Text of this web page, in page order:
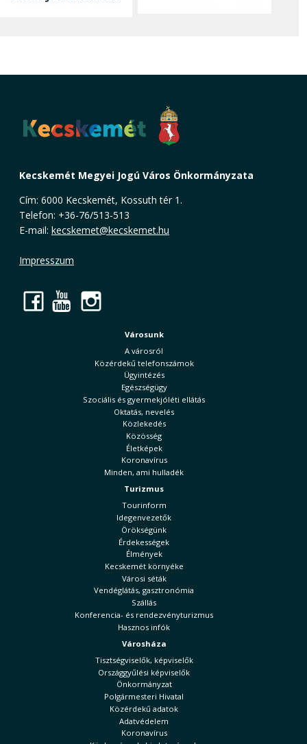
Kecskemét Megyei Jogú Város Önkormányzata
Cím: 6000 Kecskemét, Kossuth tér 1.
Telefon: +36-76/513-513
E-mail: kecskemet@kecskemet.hu
Impresszum
Facebook
YouTube
Városunk
A városról
Közérdekű telefonszámok
Ügyintézés
Egészségügy
Szociális és gyermekjóléti ellátás
Oktatás, nevelés
Közlekedés
Közösség
Életképek
Koronavírus
Minden, ami hulladék
Turizmus
Tourinform
Idegenvezetők
Örökségünk
Érdekességek
Élmények
Kecskemét környéke
Városi séták
Vendéglátás, gasztronómia
Szállás
Konferencia- és rendezvényturizmus
Hasznos infók
Városháza
Tisztségviselők, képviselők
Országgyűlési képviselők
Önkormányzat
Polgármesteri Hivatal
Közérdekű adatok
Adatvédelem
Koronavírus